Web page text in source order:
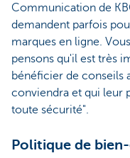
Communication de
demandent parfois
marques en ligne.
pensons qu'il est très
bénéficier de conseils
conviendra et qui leur
toute sécurité".
Politique de